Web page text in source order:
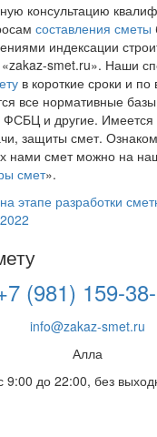
консультацию
составления сметы
индексации
smet.ru». Наши
в короткие сроки и
все нормативные
и другие. Имеется
защиты смет.
нами смет можно на
смет».
этапе разработки
(981) 159-
info@zakaz-smet.ru
Алла
9:00 до 22:00, без